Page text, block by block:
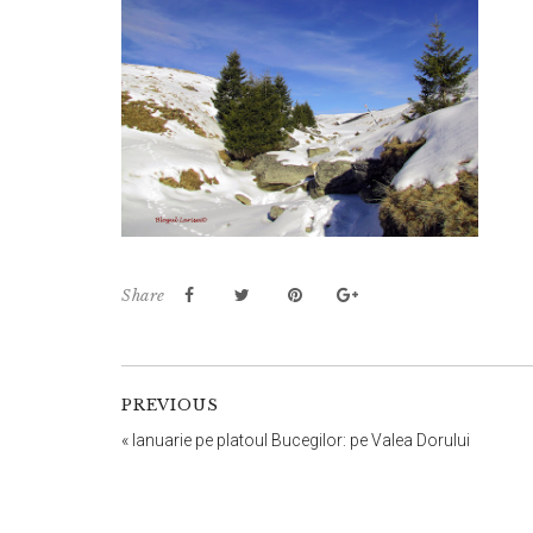
Share
PREVIOUS
« Ianuarie pe platoul Bucegilor: pe Valea Dorului